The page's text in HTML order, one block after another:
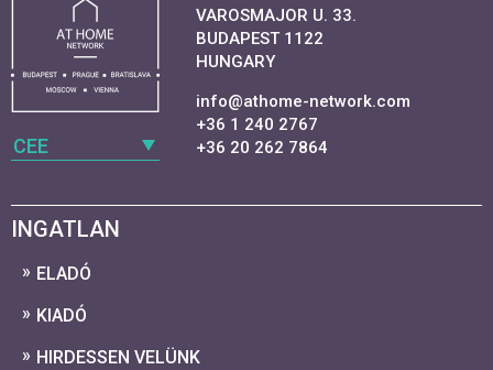
CEE
VAROSMAJOR U. 33.
BUDAPEST 1122
HUNGARY
info@athome-network.com
+36 1 240 2767
+36 20 262 7864
INGATLAN
ELADÓ
KIADÓ
HIRDESSEN VELÜNK